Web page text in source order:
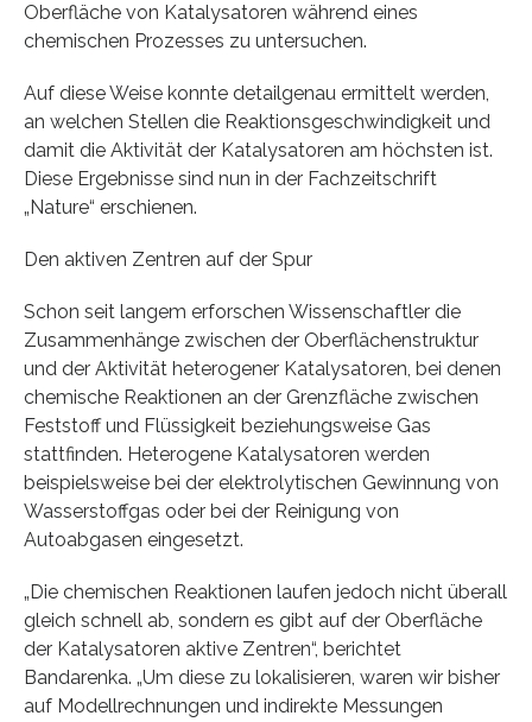
Oberfläche von Katalysatoren während eines
chemischen Prozesses zu untersuchen.
Auf diese Weise konnte detailgenau ermittelt werden,
an welchen Stellen die Reaktionsgeschwindigkeit und
damit die Aktivität der Katalysatoren am höchsten ist.
Diese Ergebnisse sind nun in der Fachzeitschrift
„Nature“ erschienen.
Den aktiven Zentren auf der Spur
Schon seit langem erforschen Wissenschaftler die
Zusammenhänge zwischen der Oberflächenstruktur
und der Aktivität heterogener Katalysatoren, bei denen
chemische Reaktionen an der Grenzfläche zwischen
Feststoff und Flüssigkeit beziehungsweise Gas
stattfinden. Heterogene Katalysatoren werden
beispielsweise bei der elektrolytischen Gewinnung von
Wasserstoffgas oder bei der Reinigung von
Autoabgasen eingesetzt.
„Die chemischen Reaktionen laufen jedoch nicht überall
gleich schnell ab, sondern es gibt auf der Oberfläche
der Katalysatoren aktive Zentren“, berichtet
Bandarenka. „Um diese zu lokalisieren, waren wir bisher
auf Modellrechnungen und indirekte Messungen